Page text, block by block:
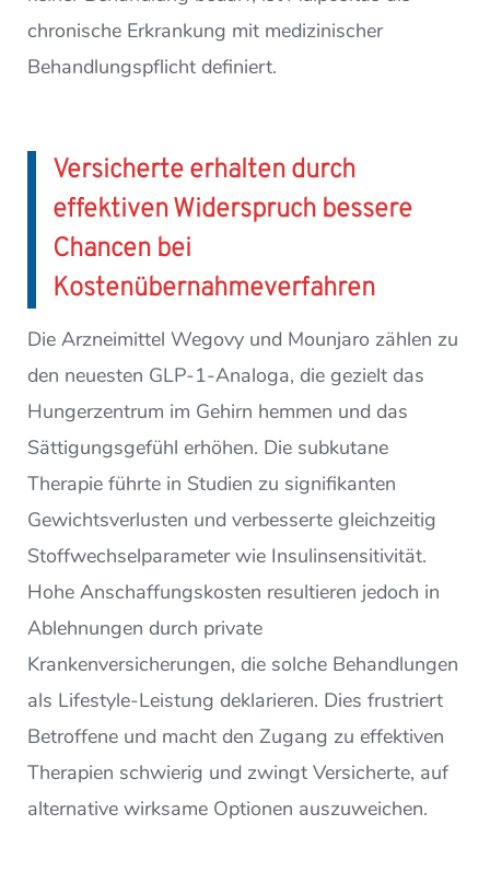
chronische Erkrankung mit medizinischer
Behandlungspflicht definiert.
Versicherte erhalten durch
effektiven Widerspruch bessere
Chancen bei
Kostenübernahmeverfahren
Die Arzneimittel Wegovy und Mounjaro zählen zu
den neuesten GLP-1-Analoga, die gezielt das
Hungerzentrum im Gehirn hemmen und das
Sättigungsgefühl erhöhen. Die subkutane
Therapie führte in Studien zu signifikanten
Gewichtsverlusten und verbesserte gleichzeitig
Stoffwechselparameter wie Insulinsensitivität.
Hohe Anschaffungskosten resultieren jedoch in
Ablehnungen durch private
Krankenversicherungen, die solche Behandlungen
als Lifestyle-Leistung deklarieren. Dies frustriert
Betroffene und macht den Zugang zu effektiven
Therapien schwierig und zwingt Versicherte, auf
alternative wirksame Optionen auszuweichen.